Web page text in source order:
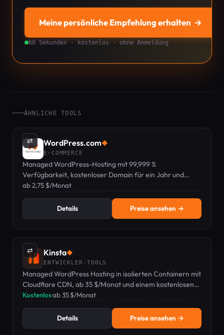
Meine persönliche Empfehlung erhalten →
60 Sekunden · kostenlos · ohne Anmeldung
ÄHNLICHE TOOLS
⇄ WordPress.com◆
E-COMMERCE
Managed WordPress-Hosting mit 99,999 %
Verfügbarkeit, kostenloser Domain für ein Jahr und
24/7-Experten-Support, ab 2,75 $/Monat.
ab 2,75 $/Monat
Details Preise ansehen →
⇄ Kinsta◆
ENTWICKLER-TOOLS
Managed WordPress Hosting in isolierten Containern mit
Cloudflare CDN, ab 35 $/Monat und einem kostenlosen
ersten Monat.
Kostenlos·ab 35 $/Monat
Details Preise ansehen →